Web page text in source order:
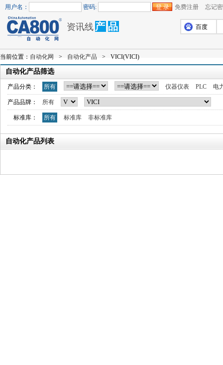
用户名： 密码: 免费注册 忘记
资讯线 产 品 百度
当前位置： 自动化网 > 自动化产品 > VICI(VICI)
自动化产品筛选
产品分类： 所有 仪器仪表 PLC 电
产品品牌： 所有
标准库： 所有 标准库 非标准库
自动化产品列表